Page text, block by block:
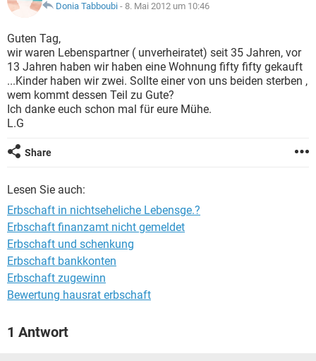
Donia Tabboubi - 8. Mai 2012 um 10:46
Guten Tag,
wir waren Lebenspartner ( unverheiratet) seit 35 Jahren, vor
13 Jahren haben wir haben eine Wohnung fifty fifty gekauft
...Kinder haben wir zwei. Sollte einer von uns beiden sterben ,
wem kommt dessen Teil zu Gute?
Ich danke euch schon mal für eure Mühe.
L.G
Share
Lesen Sie auch:
Erbschaft in nichtseheliche Lebensge.?
Erbschaft finanzamt nicht gemeldet
Erbschaft und schenkung
Erbschaft bankkonten
Erbschaft zugewinn
Bewertung hausrat erbschaft
1 Antwort